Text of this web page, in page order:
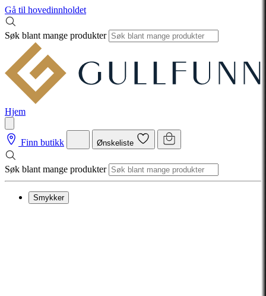
Gå til hovedinnholdet
Søk blant mange produkter
Hjem
Finn butikk Ønskeliste
Søk blant mange produkter
Smykker